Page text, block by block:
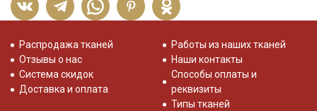
Распродажа тканей
Отзывы о нас
Система скидок
Доставка и оплата
Работы из наших тканей
Наши контакты
Способы оплаты и
реквизиты
Типы тканей